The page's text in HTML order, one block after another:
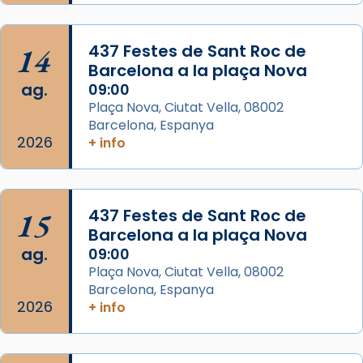
📸 Dr. G. Simón
Photo
View on Facebook · Share
Memòria de les santes Juliana i
Semproniana, verges i màrtirs.
Acompanyant la història de sant Cugat, a
partir de l’Edat Mitjana sorgeix la tradició
que les santes Juliana (“relatiu a Júlia”) i
Semproniana (“relatiu a Semprònia =
eterna”) són deixebles seves. I l’any 1667, el
frare Joan Gaspar Roig, afirma en una obra
14
ag.
2026
437 Festes de Sant Roc de
Barcelona a la plaça Nova
09:00
Plaça Nova, Ciutat Vella, 08002
Barcelona, Espanya
+ info
15
ag.
2026
437 Festes de Sant Roc de
Barcelona a la plaça Nova
09:00
Plaça Nova, Ciutat Vella, 08002
Barcelona, Espanya
+ info